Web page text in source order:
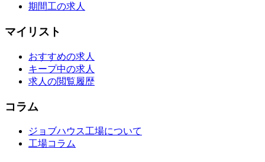
期間工の求人
マイリスト
おすすめの求人
キープ中の求人
求人の閲覧履歴
コラム
ジョブハウス工場について
工場コラム